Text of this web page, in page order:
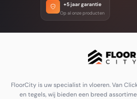
+5 jaar garantie
Op al onze producten
FloorCity is uw specialist in vloeren. Van
en tegels, wij bieden een breed